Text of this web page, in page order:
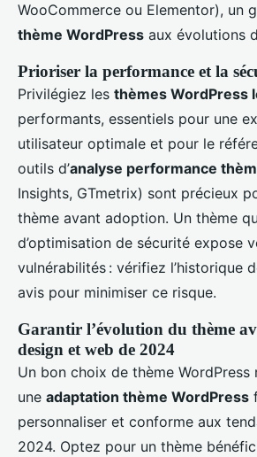
WooCommerce ou Elementor), un
thème WordPress aux évolutions
Prioriser la performance et la
Privilégiez les thèmes WordPress
performants, essentiels pour une
utilisateur optimale et pour le
outils d’analyse performance
Insights, GTmetrix) sont précieux
thème avant adoption. Un thème
d’optimisation de sécurité expose
vulnérabilités : vérifiez l’historique
avis pour minimiser ce risque.
Garantir l’évolution du thème
design et web de 2024
Un bon choix de thème WordPress
une adaptation thème WordPress
personnaliser et conforme aux
2024. Optez pour un thème